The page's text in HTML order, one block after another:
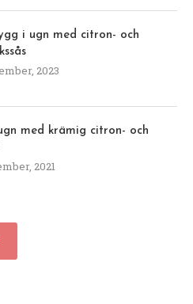
i ugn med citron- och
2023
med krämig citron- och
2021